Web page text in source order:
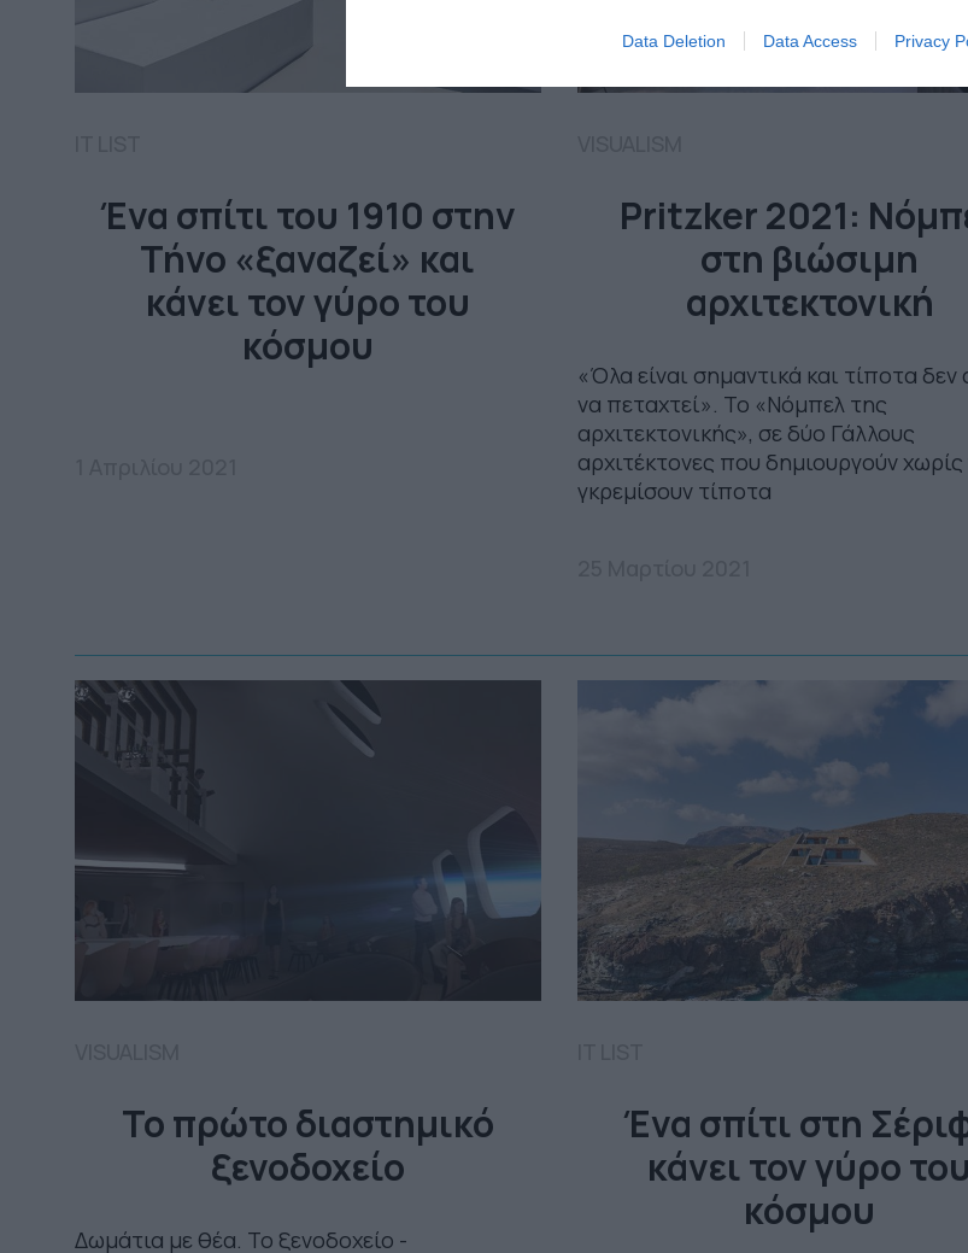
Data Deletion Data Access Privacy
Ένα σπίτι του 1910 στην
Τήνο «ξαναζεί» και
κάνει τον γύρο του
κόσμου
Pritzker 2021:
στη βιώσιμη
αρχιτεκτονική
«Όλα είναι σημαντικά και τίποτα δεν
να πεταχτεί». Το «Νόμπελ της
αρχιτεκτονικής», σε δύο Γάλλους
αρχιτέκτονες που δημιουργούν χωρίς
γκρεμίσουν τίποτα
Το πρώτο διαστημικό
ξενοδοχείο
Δωμάτια με θέα. Το ξενοδοχείο -
Ένα σπίτι στη
κάνει τον γύρο του
κόσμου